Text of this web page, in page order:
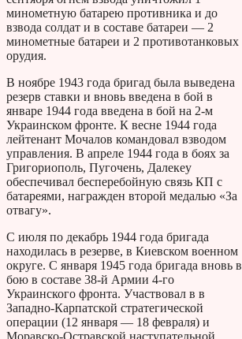
минометную батарею противника и до
взвода солдат и в составе батареи — 2
минометные батареи и 2 противотанковых
орудия.
В ноябре 1943 года бригад была выведена
резерв ставки и вновь введена в бой в
январе 1944 года введена в бой на 2-м
Украинском фронте. К весне 1944 года
лейтенант Мочалов командовал взводом
управления. В апреле 1944 года в боях за
Григориополь, Пугочень, Далекеу
обеспечивал бесперебойную связь КП с
батареями, награжден второй медалью «За
отвагу».
С июля по декабрь 1944 года бригада
находилась в резерве, в Киевском военном
округе. С января 1945 года бригада вновь в
бою в составе 38-й Армии 4-го
Украинского фронта. Участвовал в в
Западно-Карпатской стратегической
операции (12 января — 18 февраля) и
Моравско-Остравской наступательной